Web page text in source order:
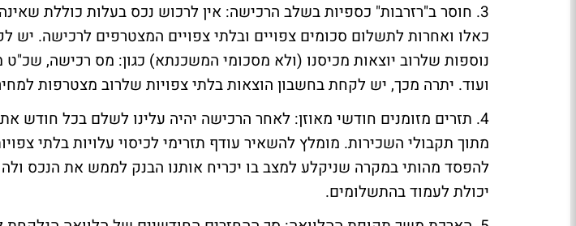
3. חוסר ב"רזרבות" כספיות בשלב הרכישה: אין לרכוש נכס בעלות כוללת
כאלו ואחרות לתשלום סכומים צפויים ובלתי צפויים המצטרפים לרכישה. יש
נוספות שלרוב יוצאות מכיסנו (ולא מסכומי המשכנתא) כגון: מס רכישה, שכ"ט
ועוד. יתרה מכך, יש לקחת בחשבון הוצאות בלתי צפויות שלרוב מצטרפות
4. תזרים מזומנים חודשי מאוזן: לאחר הרכישה יהיה עלינו לשלם בכל חודש
מתוך תקבולי השכירות. מומלץ להשאיר עודף תזרימי לכיסוי עלויות בלתי
להפסד מהותי במקרה שניקלע למצב בו יכריח אותנו הבנק לממש את הנכס
יכולת לעמוד בהתשלומים.